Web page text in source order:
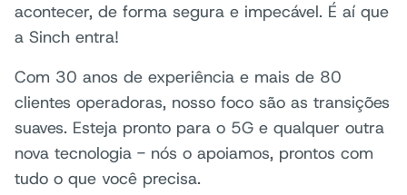
acontecer, de forma segura e impecável. É aí que
a Sinch entra!
Com 30 anos de experiência e mais de 80
clientes operadoras, nosso foco são as transições
suaves. Esteja pronto para o 5G e qualquer outra
nova tecnologia - nós o apoiamos, prontos com
tudo o que você precisa.